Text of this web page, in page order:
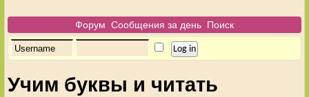
Форум Сообщения за день Поиск
Учим буквы и читать